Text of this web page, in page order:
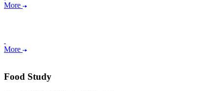
More
More
Food Study